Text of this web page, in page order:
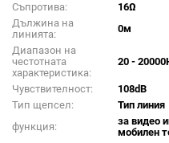
Съпротива:
16Ω
Дължина на
линията:
0м
Диапазон на
честотната
характеристика:
20 -
Чувствителност:
108dB
Тип щепсел:
Тип линия
функция:
за видео
мобилен